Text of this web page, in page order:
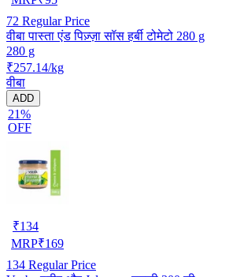
72 Regular Price
वीबा पास्ता एंड पिज़्ज़ा सॉस हर्बी टोमेटो 280 g
280 g
₹257.14/kg
वीबा
ADD
21%
OFF
₹134
MRP₹169
134 Regular Price